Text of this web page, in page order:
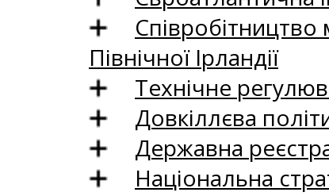
Північної Ірландії
Технічне
Довкіллєва
Державна
Національна